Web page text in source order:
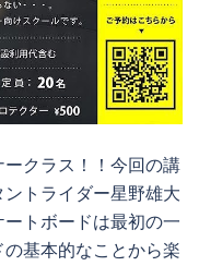
クラス！！今回の講
トライダー星野雄大
トボードは最初の一
基本的なことから楽